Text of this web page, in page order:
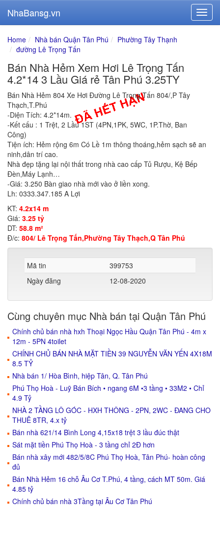
NhaBansg.vn
Home Nhà bán Quận Tân Phú
Phường Tây Thạnh
đường Lê Trọng Tấn
Bán Nhà Hẻm Xem Hơi Lê Trọng Tấn
4.2*14 3 Lầu Giá rẻ Tân Phú 3.25TY
Bán Nhà Hẻm 804 Xe Hơi Đường Lê Trọng Tấn 804/,P Tây
Thạch,T.Phú
-Diện Tích: 4.2*14m.
-Kết cấu : 1 Trệt, 2 Lầu 1ST (4PN,1PK, 5WC, 1P.Thờ, Ban
Công)
Tiện ích: Hẻm rộng 6m Có Lề 1m thông thoáng,hẻm sạch sẽ an
ninh,dân trí cao.
Nhà đẹp tặng lại nội thất trong nhà cao cấp Tủ Rượu, Kệ Bếp
Đèn,Máy Lạnh…
-Giá: 3.250 Bàn giao nhà mới vào ở liền xong.
Lh: 0333.347.185 A Lợi
KT: 4.2x14 m
Giá: 3.25 tỷ
DT: 58.8 m²
Đ/c: 804/ Lê Trọng Tấn,Phường Tây Thạch,Q Tân Phú
Mã tin
399753
Ngày đăng
12-08-2020
Cùng chuyên mục Nhà bán tại Quận Tân Phú
Chính chủ bán nhà hxh Thoại Ngọc Hầu Quận Tân Phú - 4m x
12m - 5PN 4toilet
CHÍNH CHỦ BÁN NHÀ MẶT TIỀN 39 NGUYỄN VĂN YẾN 4X18M
8.5 TỶ
Nhà bán 1/ Hòa Bình, hiệp Tân, Q. Tân Phú
Phú Thọ Hoà - Luỹ Bán Bích • ngang 6M •3 tầng • 33M2 • Chỉ
4.9 Tỷ
NHÀ 2 TẦNG LÔ GÓC - HXH THÔNG - 2PN, 2WC - ĐANG CHO
THUÊ 8TR, 4.x tỷ
Bán nhà 621/14 Bình Long 4,15x18 trệt 3 lầu đúc thật
Sát mặt tiền Phú Thọ Hoà - 3 tầng chỉ 2Đ hơn
Bán nhà xây mới 482/5/8C Phú Thọ Hoà, Tân Phú- hoàn công
đủ
Bán Nhà Hẻm 16 chỗ Âu Cơ T.Phú, 4 tầng, cách MT 50m. Giá
4.85 tỷ
Chính chủ bán nhà 3Tầng tại Âu Cơ Tân Phú